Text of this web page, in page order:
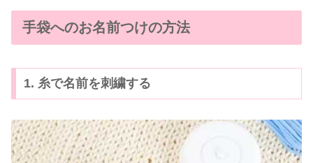
手袋へのお名前つけの方法
1. 糸で名前を刺繍する